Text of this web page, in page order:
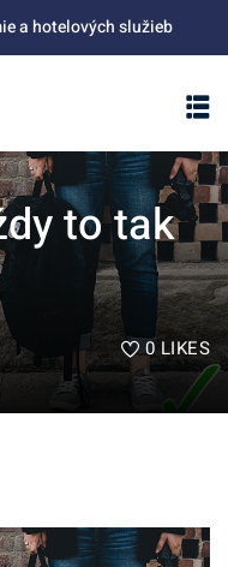
a hotelových služieb
to tak
0 LIKES